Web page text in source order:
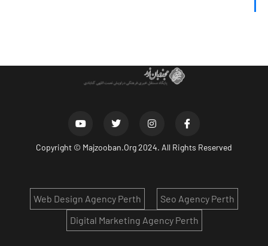
Copyright © Majzooban.Org2024. All Rights Reserved
Seo Agency Perth
Web Design Agency Perth
Digital Marketing Agency Perth